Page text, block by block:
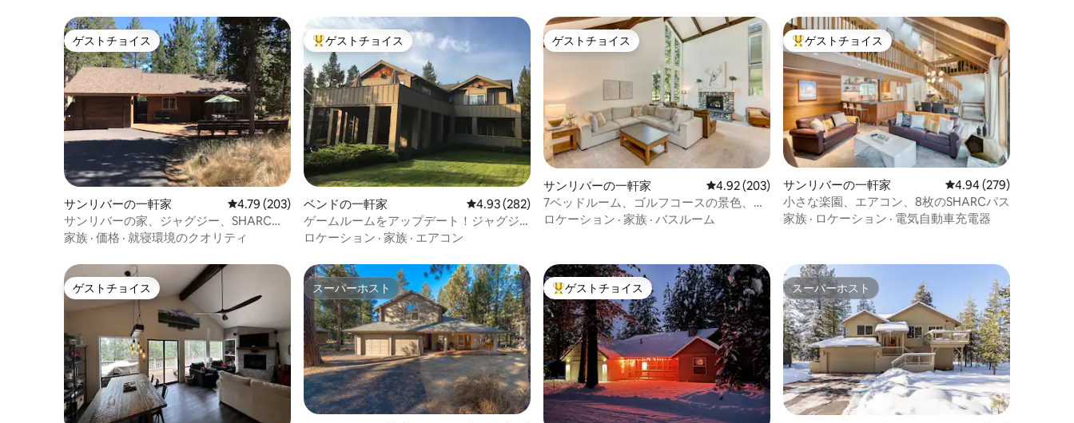
ゲストチョイス
ゲストチョイス
サンリバーの一軒家 レビュー203件、5つ星中4.79つ星の平均評価
4.79 (203)
サンリバーの家、ジャグジー、SHARC、
暖炉など！
家族 · 価格 · 就寝環境のクオリティ
大好評のゲストチョイスです。
ゲストチョイス
ベンドの一軒家 レビュー282件、5つ星中4.93つ星の平均評価
4.93 (282)
ゲームルームをアップデート！ジャグジ
ー、SHARC（8）、2,800平方フィート
ロケーション · 家族 · エアコン
ゲストチョイス
ゲストチョイス
サンリバーの一軒家 レビュー203件、5つ星中4.92つ星の平均評価
4.92 (203)
7ベッドルーム、ゴルフコースの景色、露
天風呂・ジャグジー、遊び場、SHARCパ
ロケーション · 家族 · バスルーム
大好評のゲストチョイスです。
ゲストチョイス
サンリバーの一軒家 レビュー279件、5つ星
4.94 (279)
小さな楽園、エアコン、8枚のSHARCパス
家族 · ロケーション · 電気自動車充電器
ゲストチョイス
ゲストチョイス スーパーホスト
スーパーホスト 大好評のゲストチョイスです。
ゲストチョイス スーパーホスト
スーパーホスト